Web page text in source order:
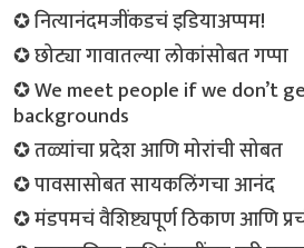
✪ नित्यानंदमजींकडचं इडियाअप्पम!
✪ छोट्या गावातल्या लोकांसोबत गप्पा
✪ We meet people if we don’t
backgrounds
✪ तळ्यांचा प्रदेश आणि मोरांची सोबत
✪ पावसासोबत सायकलिंगचा आनंद
✪ मंडपमचं वैशिष्ट्यपूर्ण ठिकाण आणि